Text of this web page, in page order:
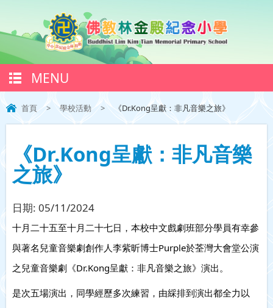
MENU
首頁 > 學校活動 > 《Dr.Kong呈獻：非凡音樂之旅》
《Dr.Kong呈獻：非凡音樂
之旅》
日期: 05/11/2024
十月二十五至十月二十七日，本校中文戲劇班部分學員有幸參
與著名兒童音樂劇創作人李紫昕博士Purple於荃灣大會堂公演
之兒童音樂劇《Dr.Kong呈獻：非凡音樂之旅》演出。
是次五場演出，同學經歷多次練習，由綵排到演出都全力以